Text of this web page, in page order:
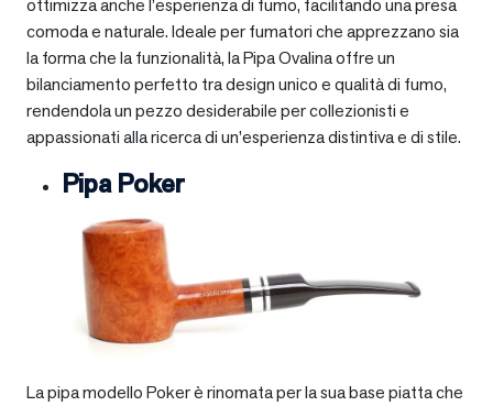
ottimizza anche l’esperienza di fumo, facilitando una presa
comoda e naturale. Ideale per fumatori che apprezzano sia
la forma che la funzionalità, la Pipa Ovalina offre un
bilanciamento perfetto tra design unico e qualità di fumo,
rendendola un pezzo desiderabile per collezionisti e
appassionati alla ricerca di un’esperienza distintiva e di stile.
Pipa Poker
La pipa modello Poker è rinomata per la sua base piatta che